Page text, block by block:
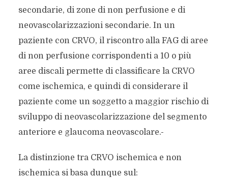
secondarie, di zone di non perfusione e di
neovascolarizzazioni secondarie. In un
paziente con CRVO, il riscontro alla FAG di aree
di non perfusione corrispondenti a 10 o più
aree discali permette di classificare la CRVO
come ischemica, e quindi di considerare il
paziente come un soggetto a maggior rischio di
sviluppo di neovascolarizzazione del segmento
anteriore e glaucoma neovascolare.
La distinzione tra CRVO ischemica e non
ischemica si basa dunque sul: